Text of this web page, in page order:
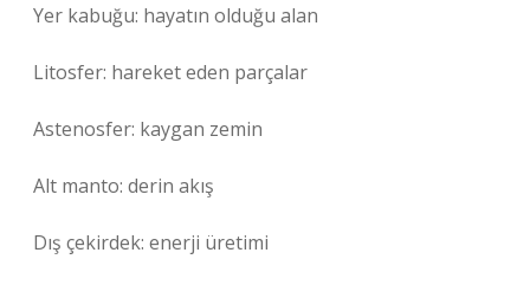
Yer kabuğu: hayatın olduğu alan
Litosfer: hareket eden parçalar
Astenosfer: kaygan zemin
Alt manto: derin akış
Dış çekirdek: enerji üretimi